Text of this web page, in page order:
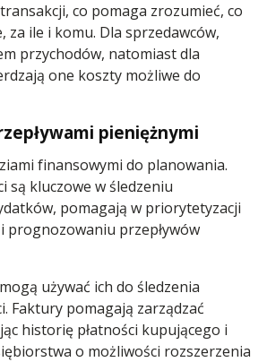
co pomaga zrozumieć, co
za ile i komu. Dla sprzedawców,
przychodów, natomiast dla
one koszty możliwe do
pieniężnymi
finansowymi do planowania.
są kluczowe w śledzeniu
pomagają w priorytetyzacji
prognozowaniu przepływów
używać ich do śledzenia
Faktury pomagają zarządzać
historię płatności kupującego i
o możliwości rozszerzenia